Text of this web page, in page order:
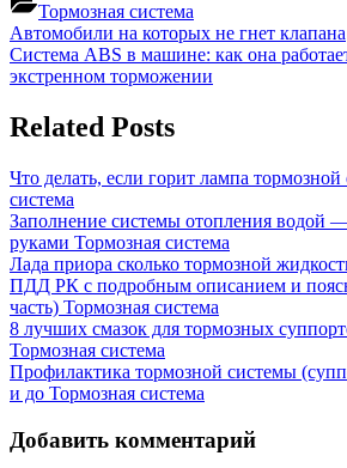
Тормозная система
Навигация
по
Previous
Post:
Автомобили на которых не гнет клапана
Next
Post:
Система ABS в машине: как она
экстренном торможении
Related Posts
Что делать, если горит лампа
система
Заполнение системы отопления водой
руками Тормозная система
Лада приора сколько тормозной
ПДД РК с подробным описанием и
часть) Тормозная система
8 лучших смазок для тормозных
Тормозная система
Профилактика тормозной системы
и до Тормозная система
Добавить комментарий